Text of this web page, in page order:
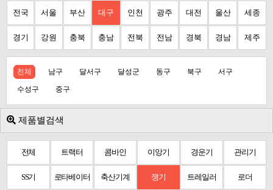
전국 서울 부산 대구 인천 광주 대전 울산 세종
경기 강원 충북 충남 전북 전남 경북 경남 제주
전체 남구 달서구 달성군 동구 북구 서구
수성구 중구
제품별검색
전체 트랙터 콤바인 이앙기 경운기 관리기
SS기 로타베이터 축산기계 쟁기 트레일러 로더